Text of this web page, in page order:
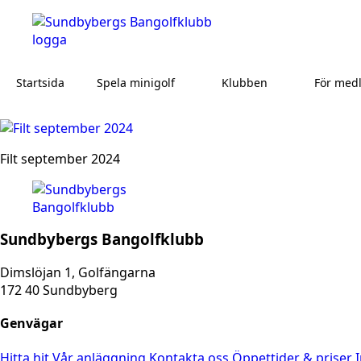
Startsida Spela minigolf Klubben För
Filt september 2024
Sundbybergs Bangolfklubb
Dimslöjan 1, Golfängarna
172 40 Sundbyberg
Genvägar